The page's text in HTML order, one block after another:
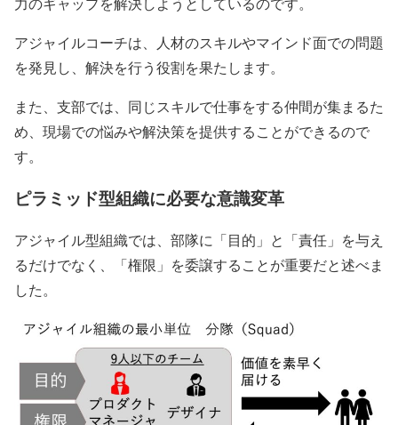
力のギャップを解決しようとしているのです。
アジャイルコーチは、人材のスキルやマインド面での問題
を発見し、解決を行う役割を果たします。
また、支部では、同じスキルで仕事をする仲間が集まるた
め、現場での悩みや解決策を提供することができるので
す。
ピラミッド型組織に必要な意識変革
アジャイル型組織では、部隊に「目的」と「責任」を与え
るだけでなく、「権限」を委譲することが重要だと述べま
した。